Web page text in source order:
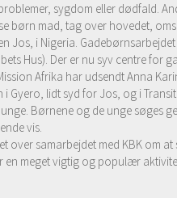
sygdom eller dødfald.
børn mad, tag over hovedet,
Jos, i Nigeria.
Hus). Der er nu syv centre for
Afrika har udsendt Anna
i Gyero, lidt syd for Jos, og i
Børnene og de unge søges
vis.
over samarbejdet med KBK om
en meget vigtig og populær